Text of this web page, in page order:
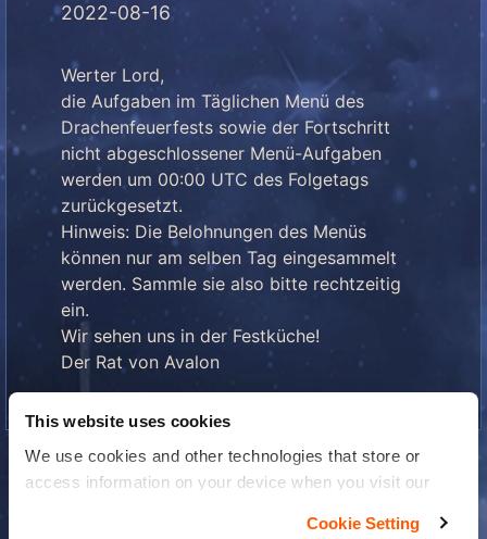
This website uses cookies
We use cookies and other technologies that store or
access information on your device when you visit our
information about the use of your personal data in our
Cookie Setting
2022-08-16
Werter Lord,
die Aufgaben im Täglichen Menü des
Drachenfeuerfests sowie der Fortschritt
nicht abgeschlossener Menü-Aufgaben
werden um 00:00 UTC des Folgetags
zurückgesetzt.
Hinweis: Die Belohnungen des Menüs
können nur am selben Tag eingesammelt
werden. Sammle sie also bitte rechtzeitig
ein.
Wir sehen uns in der Festküche!
Der Rat von Avalon